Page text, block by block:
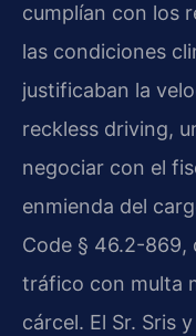
cumplían con los
las condiciones
justificaban la
reckless driving,
negociar con el
enmienda del
Code § 46.2-869,
tráfico con multa
cárcel. El Sr. Sris